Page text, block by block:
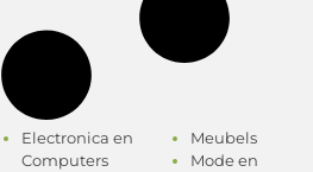
Electronica en
Computers
Meubels
Mode en